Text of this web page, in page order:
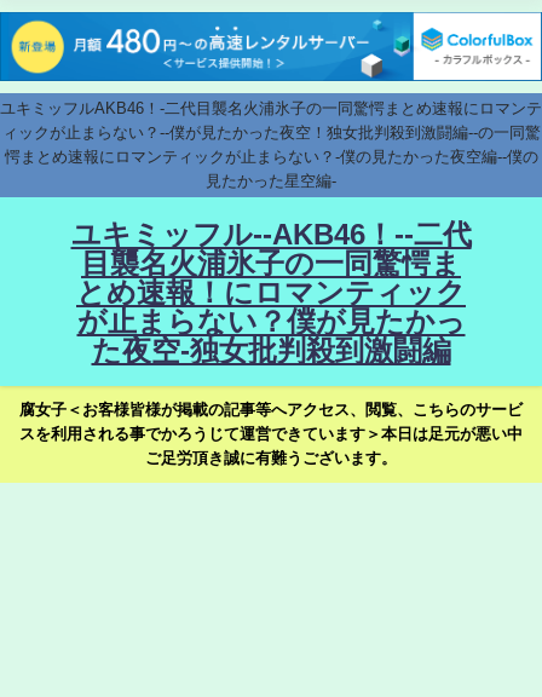
ユキミッフルAKB46！-二代目襲名火浦氷子の一同驚愕まとめ速報にロマンテ
ィックが止まらない？--僕が見たかった夜空！独女批判殺到激闘編--の一同驚
愕まとめ速報にロマンティックが止まらない？-僕の見たかった夜空編--僕の
見たかった星空編-
ユキミッフル--AKB46！--二代
目襲名火浦氷子の一同驚愕ま
とめ速報！にロマンティック
が止まらない？僕が見たかっ
た夜空-独女批判殺到激闘編
腐女子＜お客様皆様が掲載の記事等へアクセス、閲覧、こちらのサービ
スを利用される事でかろうじて運営できています＞本日は足元が悪い中
ご足労頂き誠に有難うございます。